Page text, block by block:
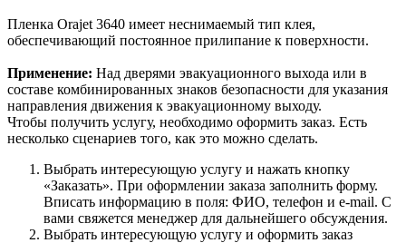
Пленка Orajet 3640 имеет неснимаемый тип клея,
обеспечивающий постоянное прилипание к поверхности.
Применение: Над дверями эвакуационного выхода или в
составе комбинированных знаков безопасности для указания
направления движения к эвакуационному выходу.
Чтобы получить услугу, необходимо оформить заказ. Есть
несколько сценариев того, как это можно сделать.
Выбрать интересующую услугу и нажать кнопку
«Заказать». При оформлении заказа заполнить форму.
Вписать информацию в поля: ФИО, телефон и e-mail. С
вами свяжется менеджер для дальнейшего обсуждения.
Выбрать интересующую услугу и оформить заказ